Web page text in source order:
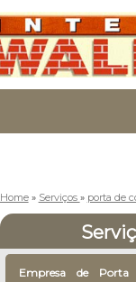
Home » Serviços » porta de
Empresa de